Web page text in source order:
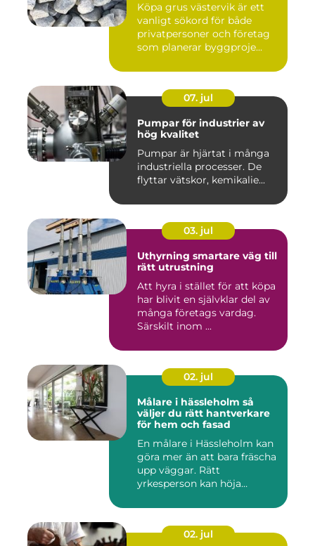
Köpa grus västervik är ett
vanligt sökord för både
privatpersoner och företag
som planerar byggproje...
07. jul
Pumpar för industrier av
hög kvalitet
Pumpar är hjärtat i många
industriella processer. De
flyttar vätskor, kemikalie...
03. jul
Uthyrning smartare väg till
rätt utrustning
Att hyra i stället för att köpa
har blivit en självklar del av
många företags vardag.
Särskilt inom ...
02. jul
Målare i hässleholm så
väljer du rätt hantverkare
för hem och fasad
En målare i Hässleholm kan
göra mer än att bara fräscha
upp väggar. Rätt
yrkesperson kan höja
02. jul